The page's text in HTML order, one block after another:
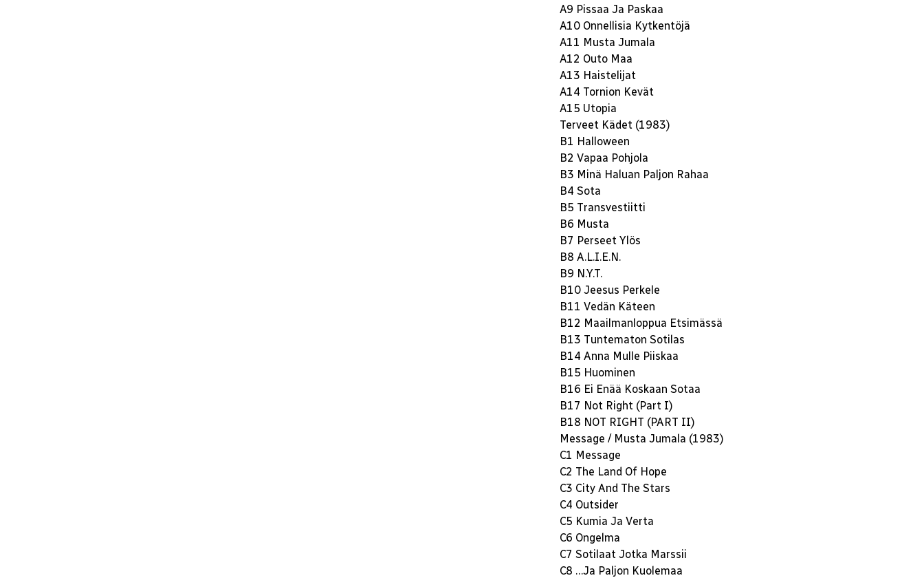
A9 Pissaa Ja Paskaa
A10 Onnellisia Kytkentöjä
A11 Musta Jumala
A12 Outo Maa
A13 Haistelijat
A14 Tornion Kevät
A15 Utopia
Terveet Kädet (1983)
B1 Halloween
B2 Vapaa Pohjola
B3 Minä Haluan Paljon Rahaa
B4 Sota
B5 Transvestiitti
B6 Musta
B7 Perseet Ylös
B8 A.L.I.E.N.
B9 N.Y.T.
B10 Jeesus Perkele
B11 Vedän Käteen
B12 Maailmanloppua Etsimässä
B13 Tuntematon Sotilas
B14 Anna Mulle Piiskaa
B15 Huominen
B16 Ei Enää Koskaan Sotaa
B17 Not Right (Part I)
B18 NOT RIGHT (PART II)
Message / Musta Jumala (1983)
C1 Message
C2 The Land Of Hope
C3 City And The Stars
C4 Outsider
C5 Kumia Ja Verta
C6 Ongelma
C7 Sotilaat Jotka Marssii
C8 …Ja Paljon Kuolemaa